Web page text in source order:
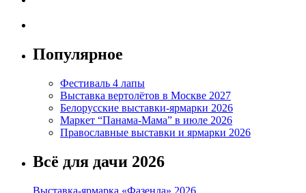
Популярное
Фестиваль 4 лапы
Выставка вертолётов в Москве 2027
Белорусские выставки-ярмарки 2026
Маркет “Панама-Мама” в июле 2026
Православные выставки и ярмарки 2026
Всё для дачи 2026
Выставка-ярмарка «Фазенда» 2026